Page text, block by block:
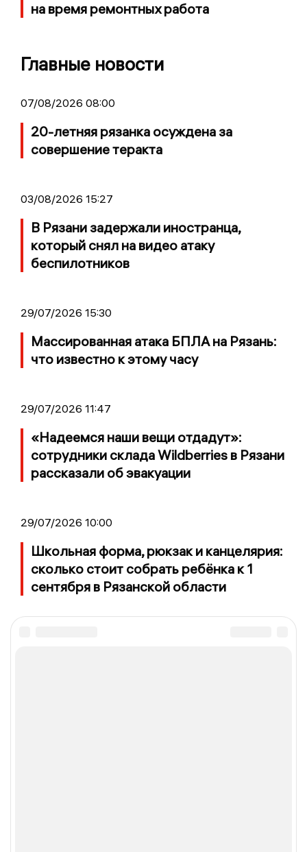
на время ремонтных работа
Главные новости
07/08/2026 08:00
20-летняя рязанка осуждена за
совершение теракта
03/08/2026 15:27
В Рязани задержали иностранца,
который снял на видео атаку
беспилотников
29/07/2026 15:30
Массированная атака БПЛА на Рязань:
что известно к этому часу
29/07/2026 11:47
«Надеемся наши вещи отдадут»:
сотрудники склада Wildberries в Рязани
рассказали об эвакуации
29/07/2026 10:00
Школьная форма, рюкзак и канцелярия:
сколько стоит собрать ребёнка к 1
сентября в Рязанской области